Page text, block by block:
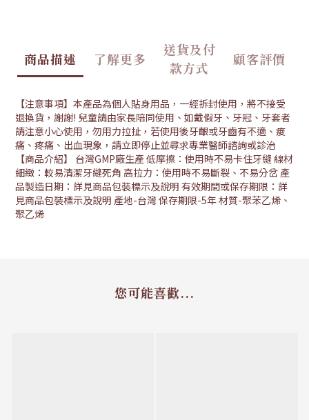
商品描述 了解更多
送貨及付
款方式
顧客評價
【注意事項】本產品為個人貼身用品，一經拆封使用，將不接受
退換貨，謝謝! 兒童請由家長陪同使用、如戴假牙、牙冠、牙套者
請注意小心使用，勿用力拉扯，若使用後牙齦或牙齒有不適、痠
痛、疼痛、出血現象，請立即停止並尋求專業醫師諮詢或診治
【商品介紹】 台灣GMP廠生產 低摩擦：使用時不易卡住牙縫 線材
細緻：較易清潔牙縫死角 高拉力：使用時不易斷裂、不易分岔 產
品製造日期：詳見商品包裝標示及說明 有效期間或保存期限：詳
見商品包裝標示及說明 產地-台灣 保存期限-5年 材質-聚苯乙烯、
聚乙烯
您可能喜歡...